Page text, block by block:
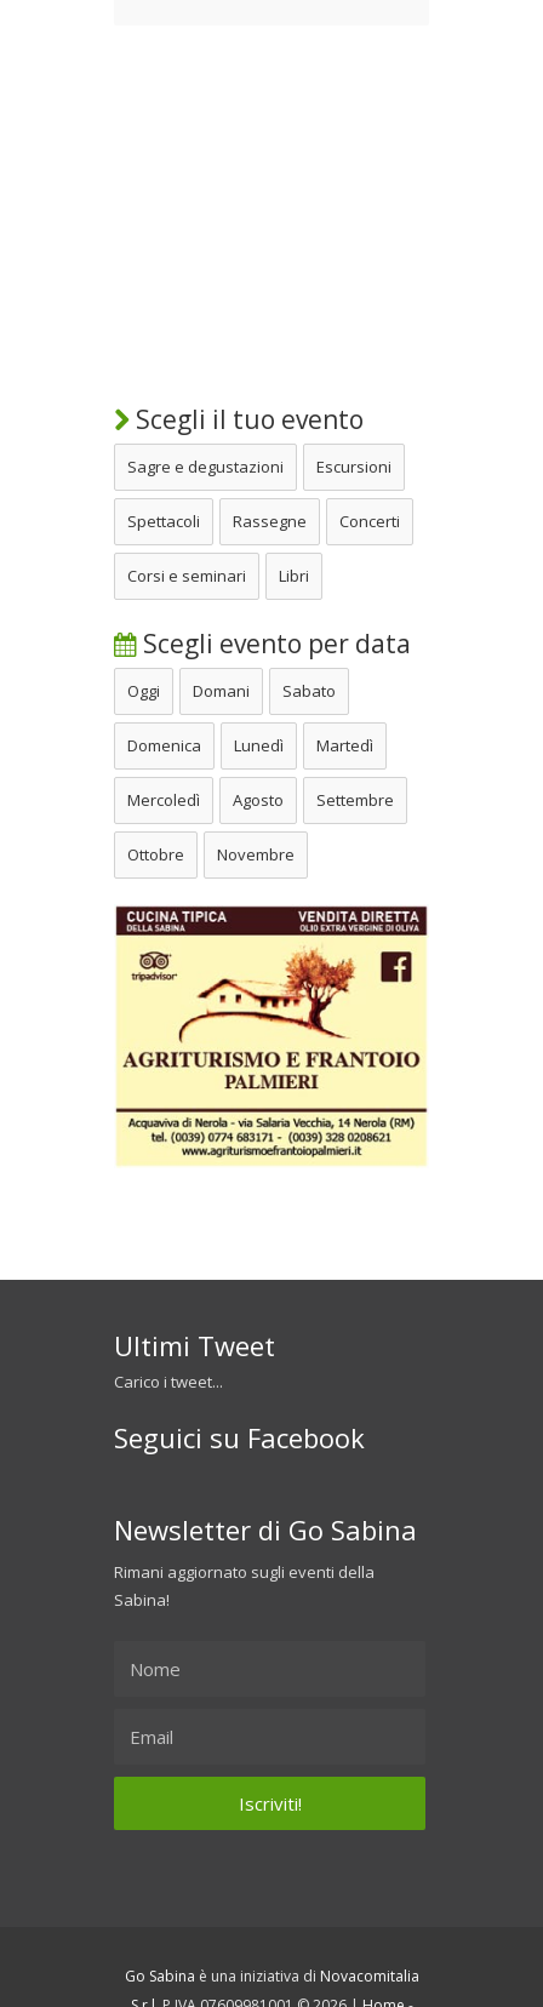
Scegli il tuo evento
Sagre e degustazioni Escursioni
Spettacoli Rassegne Concerti
Corsi e seminari Libri
Scegli evento per data
Oggi Domani Sabato
Domenica Lunedì Martedì
Mercoledì Agosto Settembre
Ottobre Novembre
Ultimi Tweet
Carico i tweet...
Seguici su Facebook
Newsletter di Go Sabina
Rimani aggiornato sugli eventi della
Sabina!
Go Sabina è una iniziativa di Novacomitalia